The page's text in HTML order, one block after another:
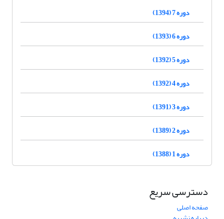
دوره 7 (1394)
دوره 6 (1393)
دوره 5 (1392)
دوره 4 (1392)
دوره 3 (1391)
دوره 2 (1389)
دوره 1 (1388)
دسترسی سریع
صفحه اصلی